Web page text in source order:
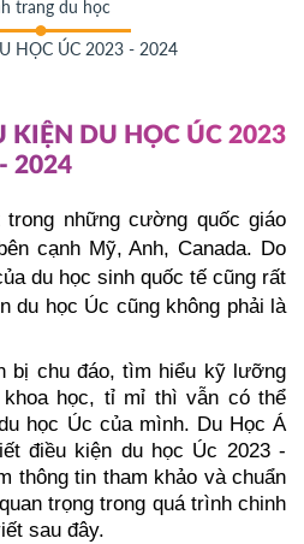
trang du học
HỌC ÚC 2023 - 2024
KIỆN DU HỌC ÚC 2023
- 2024
những cường quốc giáo
cạnh Mỹ, Anh, Canada. Do
du học sinh quốc tế cũng rất
du học Úc cũng không phải là
bị chu đáo, tìm hiểu kỹ lưỡng
học, tỉ mỉ thì vẫn có thể
học Úc của mình. Du Học Á
điều kiện du học Úc 2023 -
thông tin tham khảo và chuẩn
trọng trong quá trình chinh
sau đây.